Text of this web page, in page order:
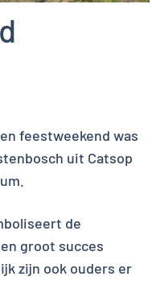
feestweekend was
uit Catsop
de
groot succes
zijn ook ouders er